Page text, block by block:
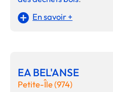
En savoir +
EA BEL'ANSE
Petite-Île (974)